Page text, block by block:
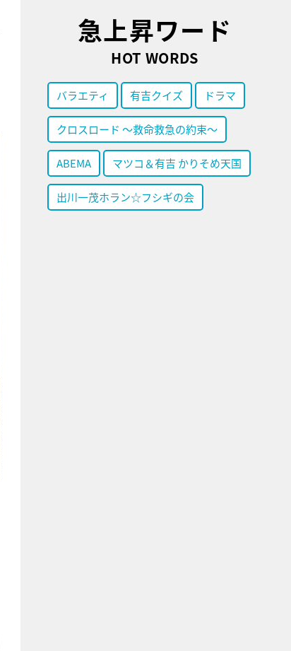
急上昇ワード
HOT WORDS
バラエティ 有吉クイズ ドラマ
クロスロード ～救命救急の約束～
ABEMA マツコ＆有吉 かりそめ天国
出川一茂ホラン☆フシギの会